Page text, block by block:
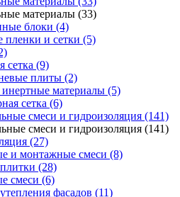
материалы (33)
блоки (4)
пленки и сетки (5)
сетка (9)
плиты (2)
материалы (5)
сетка (6)
смеси и гидроизоляция (141)
смеси и гидроизоляция (141)
(27)
и монтажные смеси (8)
(28)
смеси (6)
фасадов (11)